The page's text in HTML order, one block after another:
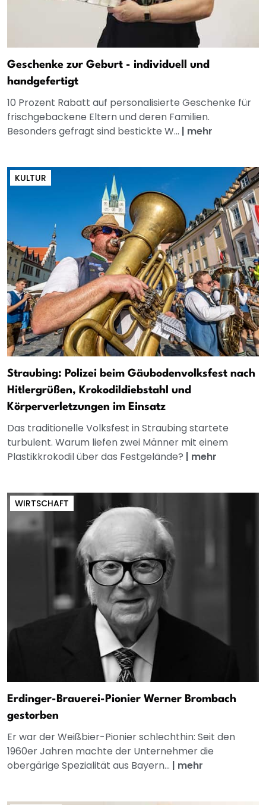
Geschenke zur Geburt - individuell und
handgefertigt
10 Prozent Rabatt auf personalisierte Geschenke für
frischgebackene Eltern und deren Familien.
Besonders gefragt sind bestickte W... | mehr
KULTUR
Straubing: Polizei beim Gäubodenvolksfest nach
Hitlergrüßen, Krokodildiebstahl und
Körperverletzungen im Einsatz
Das traditionelle Volksfest in Straubing startete
turbulent. Warum liefen zwei Männer mit einem
Plastikkrokodil über das Festgelände? | mehr
WIRTSCHAFT
Erdinger-Brauerei-Pionier Werner Brombach
gestorben
Er war der Weißbier-Pionier schlechthin: Seit den
1960er Jahren machte der Unternehmer die
obergärige Spezialität aus Bayern... | mehr